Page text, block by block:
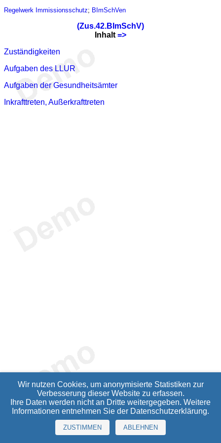
Regelwerk Immissionsschutz; BImSchVen
(Zus.42.BImSchV)
Inhalt =>
Zuständigkeiten
Aufgaben des LLUR
Aufgaben der Gesundheitsämter
Inkrafttreten, Außerkrafttreten
Wir nutzen Cookies, um anonymisierte Statistiken zur
Verbesserung dieser Website zu erfassen.
Ihre Daten werden nicht an Dritte weitergegeben. Weitere
Informationen entnehmen Sie der Datenschutzerklärung.
ZUSTIMMEN ABLEHNEN